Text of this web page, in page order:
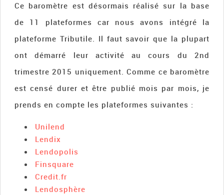
Ce baromètre est désormais réalisé sur la base
de 11 plateformes car nous avons intégré la
plateforme Tributile. Il faut savoir que la plupart
ont démarré leur activité au cours du 2nd
trimestre 2015 uniquement. Comme ce baromètre
est censé durer et être publié mois par mois, je
prends en compte les plateformes suivantes :
Unilend
Lendix
Lendopolis
Finsquare
Credit.fr
Lendosphère